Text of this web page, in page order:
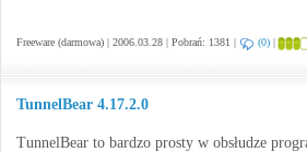
Freeware (darmowa) | 2006.03.28 | Pobrań: 1381 | (0) |
TunnelBear 4.17.2.0
TunnelBear to bardzo prosty w obsłudze